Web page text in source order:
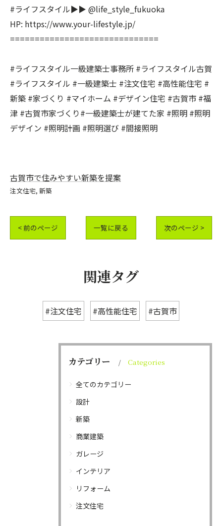
#ライフスタイル▶︎▶︎ @life_style_fukuoka
HP: https://www.your-lifestyle.jp/
==============================
#ライフスタイル一級建築士事務所 #ライフスタイル古賀
#ライフスタイル #一級建築士 #注文住宅 #高性能住宅 #
新築 #家づくり #マイホーム #デザイン住宅 #古賀市 #福
津 #古賀市家づくり#一級建築士が建てた家 #照明 #照明
デザイン #照明計画 #照明選び #間接照明
古賀市で住みやすい新築を提案
注文住宅 新築
< 前のページ 一覧に戻る 次のページ >
関連タグ
#注文住宅 #高性能住宅 #古賀市
カテゴリー Categories
全てのカテゴリー
設計
新築
商業建築
ガレージ
インテリア
リフォーム
注文住宅